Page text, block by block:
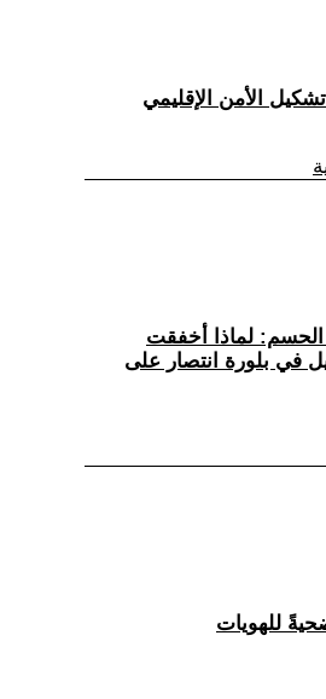
الحسم: لماذا أخفقت
في بلورة انتصار على